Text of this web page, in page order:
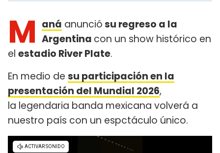
M aná anunciósu regreso a la
Argentina con un show histórico en
el estadio River Plate.
En medio de su participación en la
presentación del Mundial 2026,
la legendaria banda mexicana volverá a
nuestro país con un espctáculo único.